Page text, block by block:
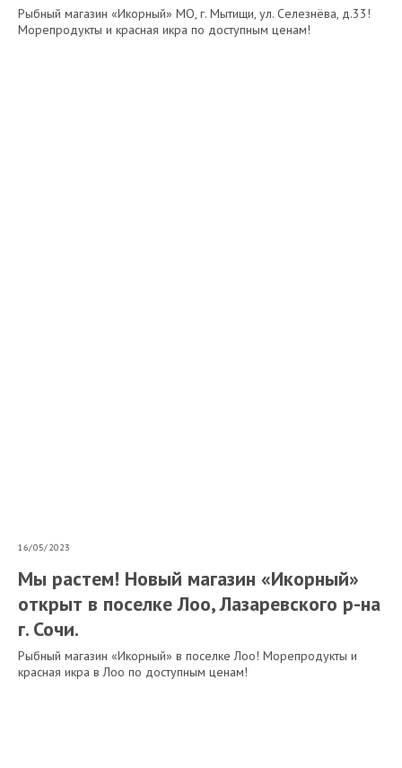
Рыбный магазин «Икорный» МО, г. Мытищи, ул. Селезнёва, д.33!
Морепродукты и красная икра по доступным ценам!
16/05/2023
Мы растем! Новый магазин «Икорный»
открыт в поселке Лоо, Лазаревского р-на
г. Сочи.
Рыбный магазин «Икорный» в поселке Лоо! Морепродукты и
красная икра в Лоо по доступным ценам!